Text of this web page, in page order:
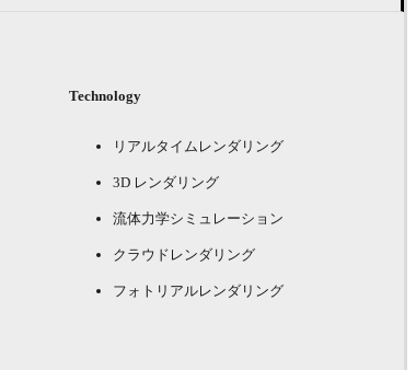
Technology
リアルタイムレンダリング
3D レンダリング
流体力学シミュレーション
クラウドレンダリング
フォトリアルレンダリング